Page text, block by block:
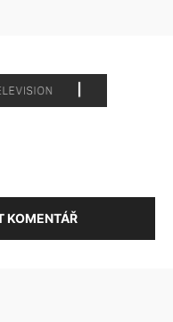
KOMENTÁŘ